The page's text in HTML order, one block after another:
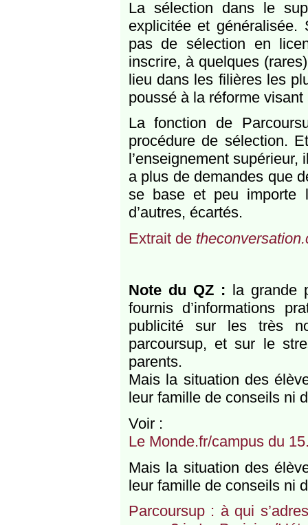
La sélection dans le
explicitée et généralisée.
pas de sélection en
inscrire, à quelques
lieu dans les filières les
poussé à la réforme
La fonction de
procédure de sélection.
l’enseignement supérieur,
a plus de demandes que
se base et peu importe
d’autres, écartés.
Extrait de
Note du QZ : la grande
fournis d’informations
publicité sur les très
parcoursup, et sur le
parents.
Mais la situation des
leur famille de conseils ni
Voir :
Le Monde.fr/campus du
Mais la situation des
leur famille de conseils ni
Parcoursup : à qui